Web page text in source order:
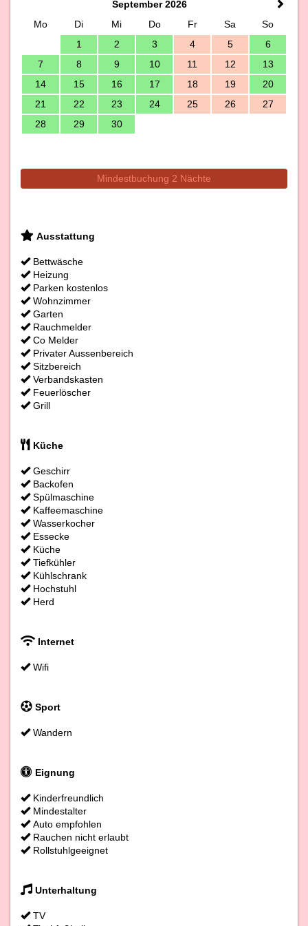
September 2026
Mo
Di Mi Do Fr Sa
So
1
2 3 4 5
6
7
8 9 10 11 12
13
14
15 16 17 18 19
20
21
22 23 24 25 26
27
28
29 30
Mindestbuchung 2 Nächte
Ausstattung
Bettwäsche
Heizung
Parken kostenlos
Wohnzimmer
Garten
Rauchmelder
Co Melder
Privater Aussenbereich
Sitzbereich
Verbandskasten
Feuerlöscher
Grill
Küche
Geschirr
Backofen
Spülmaschine
Kaffeemaschine
Wasserkocher
Essecke
Küche
Tiefkühler
Kühlschrank
Hochstuhl
Herd
Internet
Wifi
Sport
Wandern
Eignung
Kinderfreundlich
Mindestalter
Auto empfohlen
Rauchen nicht erlaubt
Rollstuhlgeeignet
Unterhaltung
TV